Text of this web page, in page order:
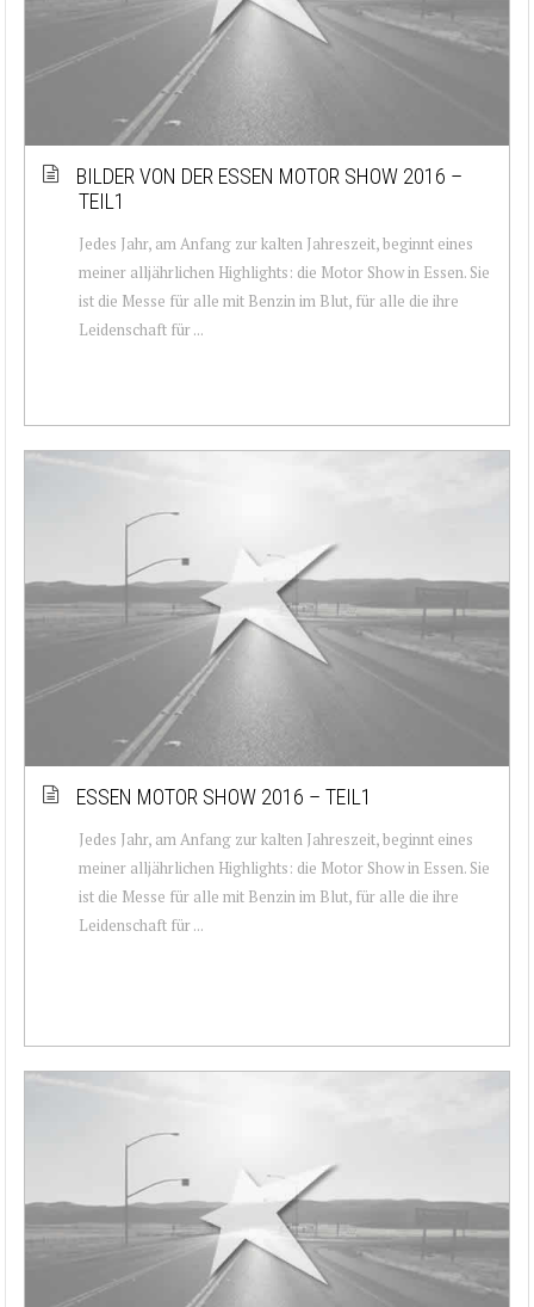
BILDER VON DER ESSEN MOTOR SHOW 2016 –
TEIL1
Jedes Jahr, am Anfang zur kalten Jahreszeit, beginnt eines
meiner alljährlichen Highlights: die Motor Show in Essen. Sie
ist die Messe für alle mit Benzin im Blut, für alle die ihre
Leidenschaft für ...
ESSEN MOTOR SHOW 2016 – TEIL1
Jedes Jahr, am Anfang zur kalten Jahreszeit, beginnt eines
meiner alljährlichen Highlights: die Motor Show in Essen. Sie
ist die Messe für alle mit Benzin im Blut, für alle die ihre
Leidenschaft für ...